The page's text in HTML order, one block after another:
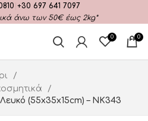
+30 697 641 7097
άνω των 50€ έως 2kg*
0 0
(55x35x15cm) – ΝΚ343